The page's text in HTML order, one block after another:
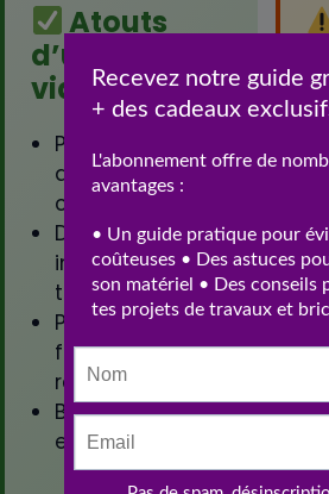
Atouts
d’un terrain
viabilisé
Pas de surprise
au moment de
construire
Démarrage
immédiat des
travaux
Plus grande
facilité de
revente future
Banque plus
encline à prêter